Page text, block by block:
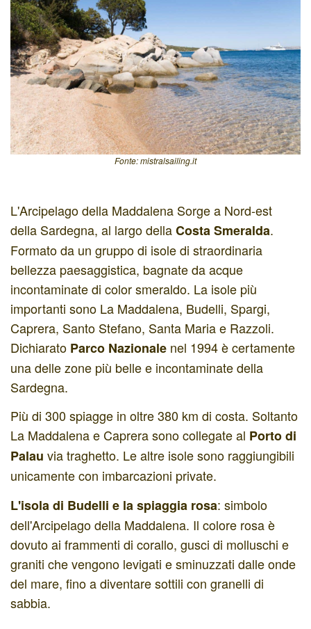
Fonte: mistralsailing.it
L'Arcipelago della Maddalena Sorge a Nord-est
della Sardegna, al largo dellaCosta Smeralda.
Formato da un gruppo di isole di straordinaria
bellezza paesaggistica, bagnate da acque
incontaminate di color smeraldo. La isole più
importanti sono La Maddalena, Budelli, Spargi,
Caprera, Santo Stefano, Santa Maria e Razzoli.
Dichiarato Parco Nazionale nel 1994 è certamente
una delle zone più belle e incontaminate della
Sardegna.
Più di 300 spiagge in oltre 380 km di costa. Soltanto
La Maddalena e Caprera sono collegate al Porto di
Palau via traghetto. Le altre isole sono raggiungibili
unicamente con imbarcazioni private.
L'isola di Budelli e la spiaggia rosa: simbolo
dell'Arcipelago della Maddalena. Il colore rosa è
dovuto ai frammenti di corallo, gusci di molluschi e
graniti che vengono levigati e sminuzzati dalle onde
del mare, fino a diventare sottili con granelli di
sabbia.